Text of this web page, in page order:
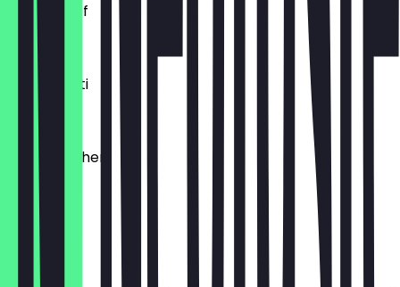
Laugenzopf
Dinkelkrusti
€ 1,10
Käsebrötchen
€ 1,60